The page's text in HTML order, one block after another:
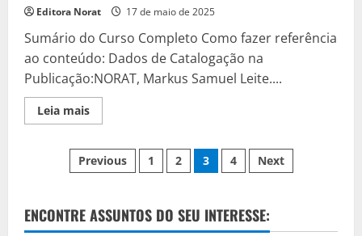
Editora Norat 17 de maio de 2025
Sumário do Curso Completo Como fazer referência
ao conteúdo: Dados de Catalogação na
Publicação:NORAT, Markus Samuel Leite....
Leia maisRead
more
Histórico
e
Construção
Histórico
(História
Paginação
Previous 1 2 3 4 Next
ENCONTRE ASSUNTOS DO SEU INTERESSE: